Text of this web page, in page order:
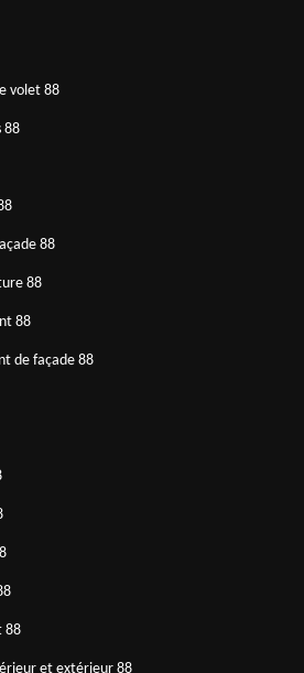
volet 88
88
88
88
88
de façade 88
88
et extérieur 88